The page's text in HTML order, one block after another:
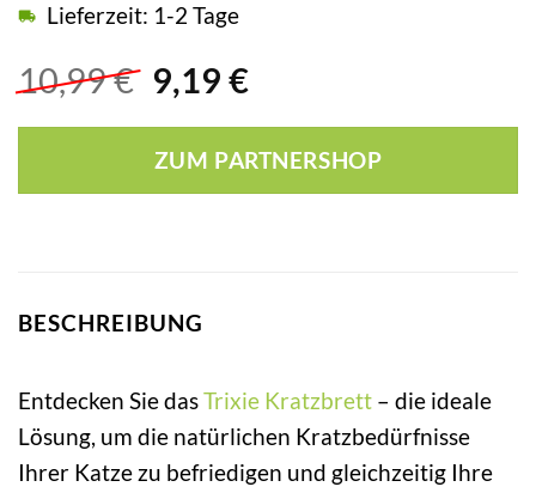
10,99€ Ursprünglicher
war:
10,99 €
9,19 €Aktueller
ist:
9,19 €.
Lieferzeit: 1-2 Tage
ZUM PARTNERSHOP
BESCHREIBUNG
Entdecken Sie dasTrixie Kratzbrett – die ideale
Lösung, um die natürlichen Kratzbedürfnisse
Ihrer Katze zu befriedigen und gleichzeitig Ihre